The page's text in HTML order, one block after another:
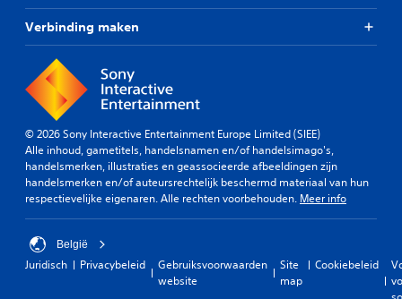
Verbinding maken
© 2026 Sony Interactive Entertainment Europe Limited (SIEE)
Alle inhoud, gametitels, handelsnamen en/of handelsimago's,
handelsmerken, illustraties en geassocieerde afbeeldingen zijn
handelsmerken en/of auteursrechtelijk beschermd materiaal van hun
respectievelijke eigenaren. Alle rechten voorbehouden. Meer info
België
Juridisch Privacybeleid
Gebruiksvoorwaarden
website
Site
map
Cookiebeleid